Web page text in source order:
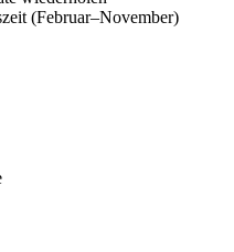
(Februar–November)